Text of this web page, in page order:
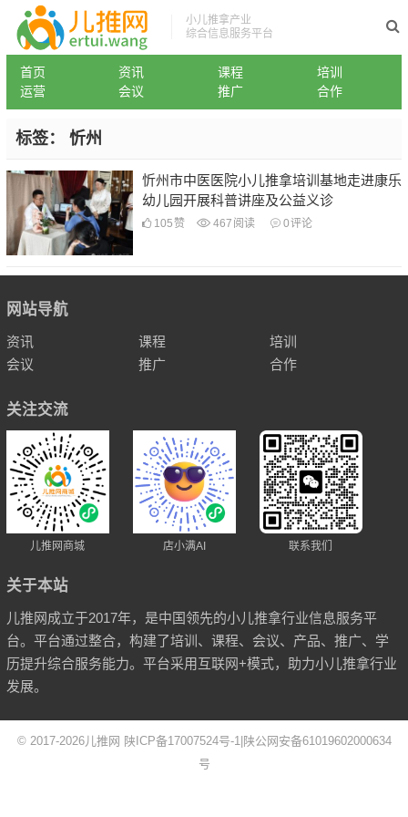
小儿推拿产业
综合信息服务平台
首页 资讯 课程
培训
运营
会议 推广 合作
标签： 忻州
忻州市中医医院小儿推拿培训基地走进康乐
幼儿园开展科普讲座及公益义诊
105 赞 467 阅读 0评论
网站导航
资讯 课程
培训
会议
推广 合作
关注交流
儿推网商城 店小满AI 联系我们
关于本站
儿推网成立于2017年，是中国领先的小儿推拿行业信息服务平
台。平台通过整合，构建了培训、课程、会议、产品、推广、学
历提升综合服务能力。平台采用互联网+模式，助力小儿推拿行业
发展。
© 2017-2026儿推网 陕ICP备17007524号-1 |陕公网安备61019602000634
号